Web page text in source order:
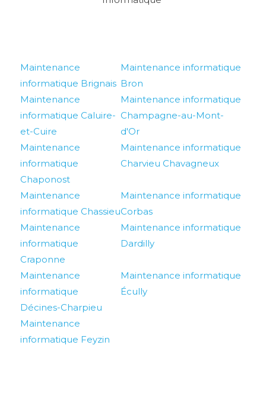
Maintenance
informatique Brignais
Maintenance informatique
Bron
Maintenance
informatique Caluire-
et-Cuire
Maintenance informatique
Champagne-au-Mont-
d'Or
Maintenance
informatique
Chaponost
Maintenance informatique
Charvieu Chavagneux
Maintenance
informatique Chassieu
Maintenance informatique
Corbas
Maintenance
informatique
Craponne
Maintenance informatique
Dardilly
Maintenance
informatique
Décines-Charpieu
Maintenance informatique
Écully
Maintenance
informatique Feyzin